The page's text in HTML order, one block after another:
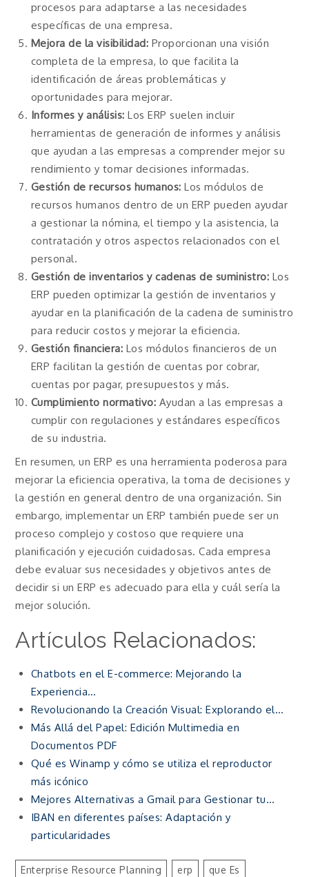
procesos para adaptarse a las necesidades
específicas de una empresa.
Mejora de la visibilidad: Proporcionan una visión
completa de la empresa, lo que facilita la
identificación de áreas problemáticas y
oportunidades para mejorar.
Informes y análisis: Los ERP suelen incluir
herramientas de generación de informes y análisis
que ayudan a las empresas a comprender mejor su
rendimiento y tomar decisiones informadas.
Gestión de recursos humanos: Los módulos de
recursos humanos dentro de un ERP pueden ayudar
a gestionar la nómina, el tiempo y la asistencia, la
contratación y otros aspectos relacionados con el
personal.
Gestión de inventarios y cadenas de suministro: Los
ERP pueden optimizar la gestión de inventarios y
ayudar en la planificación de la cadena de suministro
para reducir costos y mejorar la eficiencia.
Gestión financiera: Los módulos financieros de un
ERP facilitan la gestión de cuentas por cobrar,
cuentas por pagar, presupuestos y más.
Cumplimiento normativo: Ayudan a las empresas a
cumplir con regulaciones y estándares específicos
de su industria.
En resumen, un ERP es una herramienta poderosa para
mejorar la eficiencia operativa, la toma de decisiones y
la gestión en general dentro de una organización. Sin
embargo, implementar un ERP también puede ser un
proceso complejo y costoso que requiere una
planificación y ejecución cuidadosas. Cada empresa
debe evaluar sus necesidades y objetivos antes de
decidir si un ERP es adecuado para ella y cuál sería la
mejor solución.
Artículos Relacionados:
Chatbots en el E-commerce: Mejorando la
Experiencia…
Revolucionando la Creación Visual: Explorando el…
Más Allá del Papel: Edición Multimedia en
Documentos PDF
Qué es Winamp y cómo se utiliza el reproductor
más icónico
Mejores Alternativas a Gmail para Gestionar tu…
IBAN en diferentes países: Adaptación y
particularidades
Enterprise Resource Planning Erp Que Es